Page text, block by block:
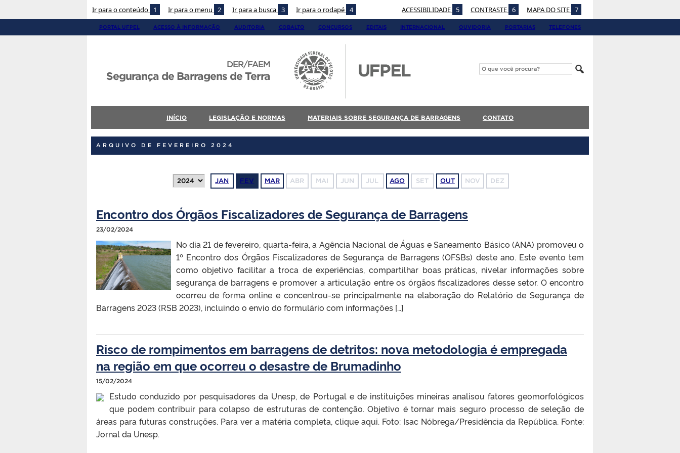
Ir para o conteúdo 1 Ir para o menu 2 Ir para a busca 3 Ir para o rodapé 4 ACESSIBILIDADE 5 CONTRASTE 6 MAPA DO SITE 7
PORTAL UFPEL ACESSO À INFORMAÇÃO AUDITORIA COBALTO CONCURSOS EDITAIS INTERNACIONAL OUVIDORIA PORTARIAS TELEFONES
DER/FAEM
Segurança de Barragens de Terra
INÍCIO LEGISLAÇÃO E NORMAS MATERIAIS SOBRE SEGURANÇA DE BARRAGENS CONTATO
ARQUIVO DE FEVEREIRO 2024
JAN FEV MAR ABR MAI JUN JUL AGO SET OUT NOV DEZ
Encontro dos Órgãos Fiscalizadores de Segurança de Barragens
23/02/2024
No dia 21 de fevereiro, quarta-feira, a Agência Nacional de Águas e Saneamento Básico (ANA) promoveu o
1º Encontro dos Órgãos Fiscalizadores de Segurança de Barragens (OFSBs) deste ano. Este evento tem
como objetivo facilitar a troca de experiências, compartilhar boas práticas, nivelar informações sobre
segurança de barragens e promover a articulação entre os órgãos fiscalizadores desse setor. O encontro
ocorreu de forma online e concentrou-se principalmente na elaboração do Relatório de Segurança de
Barragens 2023 (RSB 2023), incluindo o envio do formulário com informações […]
Risco de rompimentos em barragens de detritos: nova metodologia é empregada
na região em que ocorreu o desastre de Brumadinho
15/02/2024
Estudo conduzido por pesquisadores da Unesp, de Portugal e de instituições mineiras analisou fatores geomorfológicos
que podem contribuir para colapso de estruturas de contenção. Objetivo é tornar mais seguro processo de seleção de
áreas para futuras construções. Para ver a matéria completa, clique aqui. Foto: Isac Nóbrega/Presidência da República. Fonte:
Jornal da Unesp.